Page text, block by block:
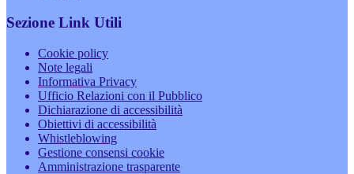
Sezione Link Utili
Cookie policy
Note legali
Informativa Privacy
Ufficio Relazioni con il Pubblico
Dichiarazione di accessibilità
Obiettivi di accessibilità
Whistleblowing
Gestione consensi cookie
Amministrazione trasparente